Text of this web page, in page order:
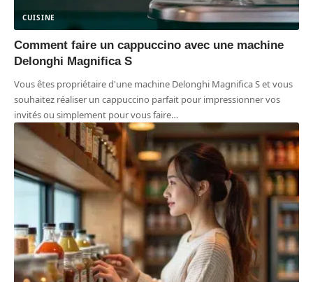
CUISINE
Comment faire un cappuccino avec une machine
Delonghi Magnifica S
Vous êtes propriétaire d'une machine Delonghi Magnifica S et vous
souhaitez réaliser un cappuccino parfait pour impressionner vos
invités ou simplement pour vous faire…